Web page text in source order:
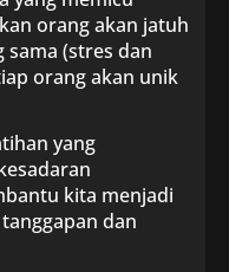
orang akan jatuh
sama (stres dan
orang akan unik
yang
kita menjadi
dan